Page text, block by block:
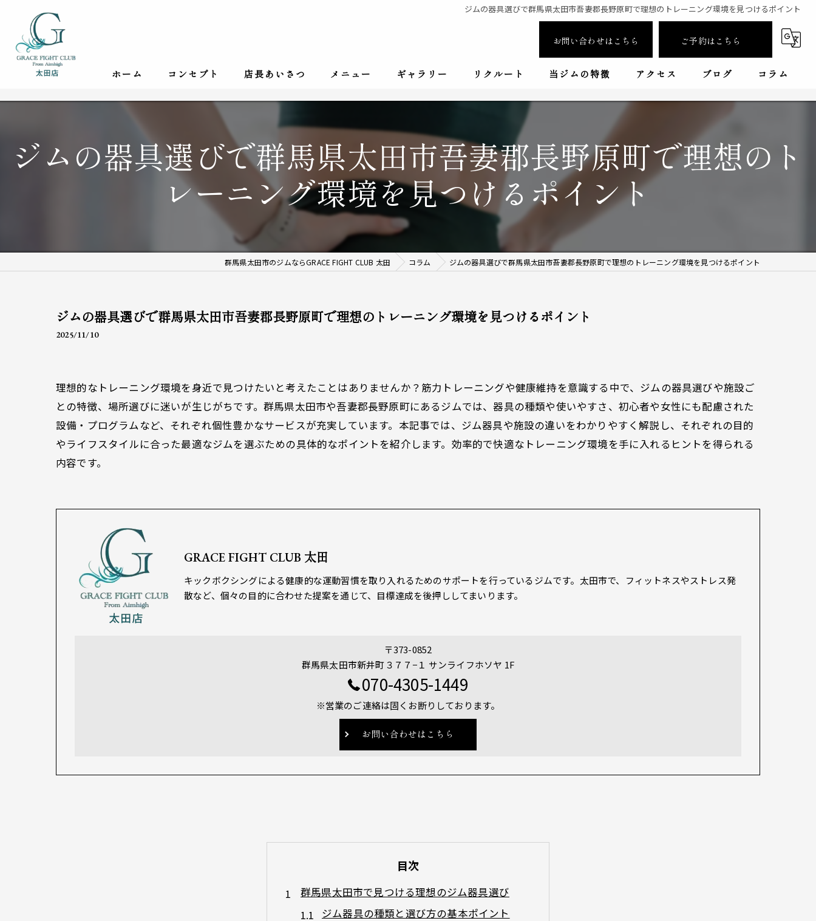
ジムの器具選びで群馬県太田市吾妻郡長野原町で理想のトレーニング環境を見つけるポイント
お問い合わせはこちら ご予約はこちら
ホーム コンセプト 店長あいさつ メニュー ギャラリー リクルート 当ジムの特徴
フィットネス
女性専用
キックボクシング
アクセス ブログ コラム
ジムの器具選びで群馬県太田市吾妻郡長野原町で理想のト
レーニング環境を見つけるポイント
群馬県太田市のジムならGRACE FIGHT CLUB 太田 コラム ジムの器具選びで群馬県太田市吾妻郡長野原町で理想のトレーニング環境を見つけるポイント
ジムの器具選びで群馬県太田市吾妻郡長野原町で理想のトレーニング環境を見つけるポイント
2025/11/10
理想的なトレーニング環境を身近で見つけたいと考えたことはありませんか？筋力トレーニングや健康維持を意識する中で、ジムの器具選びや施設ご
との特徴、場所選びに迷いが生じがちです。群馬県太田市や吾妻郡長野原町にあるジムでは、器具の種類や使いやすさ、初心者や女性にも配慮された
設備・プログラムなど、それぞれ個性豊かなサービスが充実しています。本記事では、ジム器具や施設の違いをわかりやすく解説し、それぞれの目的
やライフスタイルに合った最適なジムを選ぶための具体的なポイントを紹介します。効率的で快適なトレーニング環境を手に入れるヒントを得られる
内容です。
GRACE FIGHT CLUB 太田
キックボクシングによる健康的な運動習慣を取り入れるためのサポートを行っているジムです。太田市で、フィットネスやストレス発
散など、個々の目的に合わせた提案を通じて、目標達成を後押ししてまいります。
〒373-0852
群馬県太田市新井町３７７−１ サンライフホソヤ 1F
070-4305-1449
※営業のご連絡は固くお断りしております。
お問い合わせはこちら
目次
群馬県太田市で見つける理想のジム器具選び
ジム器具の種類と選び方の基本ポイント